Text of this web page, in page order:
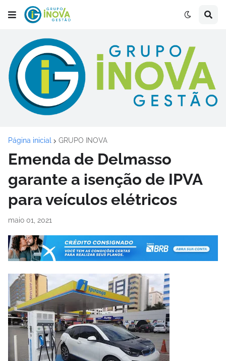
Página inicial GRUPO INOVA
Emenda de Delmasso
garante a isenção de IPVA
para veículos elétricos
maio 01, 2021